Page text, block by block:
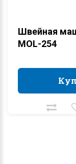
Швейная
MOL-254